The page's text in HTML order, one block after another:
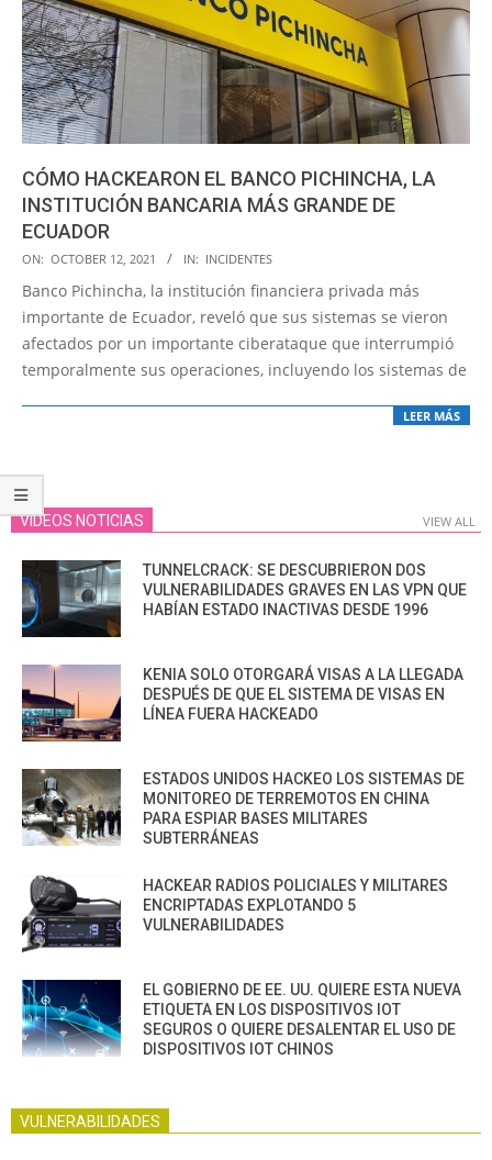
CÓMO HACKEARON EL BANCO PICHINCHA, LA
INSTITUCIÓN BANCARIA MÁS GRANDE DE
ECUADOR
2021-
10-
12
ON: OCTOBER 12, 2021 IN: INCIDENTES
Banco Pichincha, la institución financiera privada más
importante de Ecuador, reveló que sus sistemas se vieron
afectados por un importante ciberataque que interrumpió
temporalmente sus operaciones, incluyendo los sistemas de
LEER MÁS
VIDEOS NOTICIAS VIEW ALL
TUNNELCRACK: SE DESCUBRIERON DOS
VULNERABILIDADES GRAVES EN LAS VPN QUE
HABÍAN ESTADO INACTIVAS DESDE 1996
KENIA SOLO OTORGARÁ VISAS A LA LLEGADA
DESPUÉS DE QUE EL SISTEMA DE VISAS EN
LÍNEA FUERA HACKEADO
ESTADOS UNIDOS HACKEO LOS SISTEMAS DE
MONITOREO DE TERREMOTOS EN CHINA
PARA ESPIAR BASES MILITARES
SUBTERRÁNEAS
HACKEAR RADIOS POLICIALES Y MILITARES
ENCRIPTADAS EXPLOTANDO 5
VULNERABILIDADES
EL GOBIERNO DE EE. UU. QUIERE ESTA NUEVA
ETIQUETA EN LOS DISPOSITIVOS IOT
SEGUROS O QUIERE DESALENTAR EL USO DE
DISPOSITIVOS IOT CHINOS
VULNERABILIDADES